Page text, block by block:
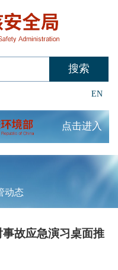
EN
点击进入
动态
故应急演习桌面推